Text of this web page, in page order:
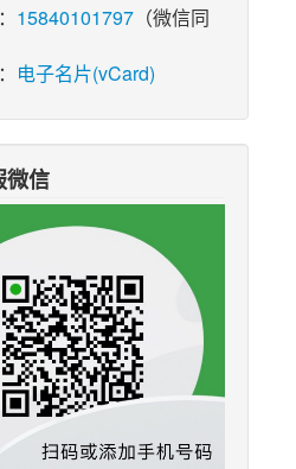
15840101797 （微信同
电子名片(vCard)
微信